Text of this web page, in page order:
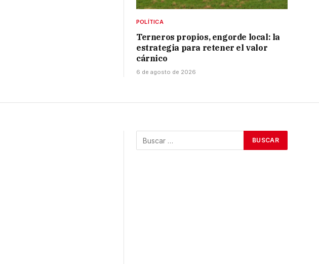
POLÍTICA
Terneros propios, engorde local: la
estrategia para retener el valor
cárnico
6 de agosto de 2026